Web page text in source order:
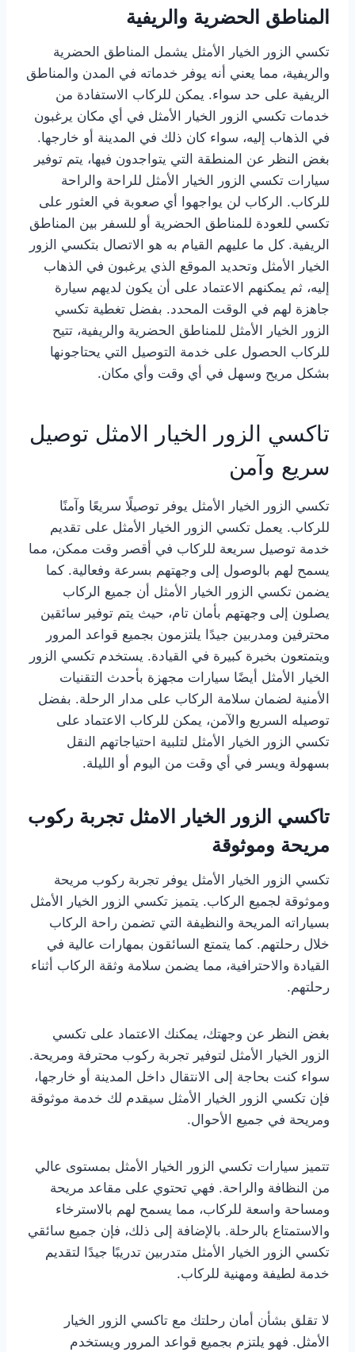
المناطق الحضرية والريفية
تكسي الزور الخيار الأمثل يشمل المناطق الحضرية
والريفية، مما يعني أنه يوفر خدماته في المدن والمناطق
الريفية على حد سواء. يمكن للركاب الاستفادة من
خدمات تكسي الزور الخيار الأمثل في أي مكان يرغبون
في الذهاب إليه، سواء كان ذلك في المدينة أو خارجها.
بغض النظر عن المنطقة التي يتواجدون فيها، يتم توفير
سيارات تكسي الزور الخيار الأمثل للراحة والراحة
للركاب. الركاب لن يواجهوا أي صعوبة في العثور على
تكسي للعودة للمناطق الحضرية أو للسفر بين المناطق
الريفية. كل ما عليهم القيام به هو الاتصال بتكسي الزور
الخيار الأمثل وتحديد الموقع الذي يرغبون في الذهاب
إليه، ثم يمكنهم الاعتماد على أن يكون لديهم سيارة
جاهزة لهم في الوقت المحدد. بفضل تغطية تكسي
الزور الخيار الأمثل للمناطق الحضرية والريفية، تتيح
للركاب الحصول على خدمة التوصيل التي يحتاجونها
بشكل مريح وسهل في أي وقت وأي مكان.
تاكسي الزور الخيار الامثل توصيل
سريع وآمن
تكسي الزور الخيار الأمثل يوفر توصيلًا سريعًا وآمنًا
للركاب. يعمل تكسي الزور الخيار الأمثل على تقديم
خدمة توصيل سريعة للركاب في أقصر وقت ممكن، مما
يسمح لهم بالوصول إلى وجهتهم بسرعة وفعالية. كما
يضمن تكسي الزور الخيار الأمثل أن جميع الركاب
يصلون إلى وجهتهم بأمان تام، حيث يتم توفير سائقين
محترفين ومدربين جيدًا يلتزمون بجميع قواعد المرور
ويتمتعون بخبرة كبيرة في القيادة. يستخدم تكسي الزور
الخيار الأمثل أيضًا سيارات مجهزة بأحدث التقنيات
الأمنية لضمان سلامة الركاب على مدار الرحلة. بفضل
توصيله السريع والآمن، يمكن للركاب الاعتماد على
تكسي الزور الخيار الأمثل لتلبية احتياجاتهم النقل
بسهولة ويسر في أي وقت من اليوم أو الليلة.
تاكسي الزور الخيار الامثل تجربة ركوب
مريحة وموثوقة
تكسي الزور الخيار الأمثل يوفر تجربة ركوب مريحة
وموثوقة لجميع الركاب. يتميز تكسي الزور الخيار الأمثل
بسياراته المريحة والنظيفة التي تضمن راحة الركاب
خلال رحلتهم. كما يتمتع السائقون بمهارات عالية في
القيادة والاحترافية، مما يضمن سلامة وثقة الركاب أثناء
رحلتهم.
بغض النظر عن وجهتك، يمكنك الاعتماد على تكسي
الزور الخيار الأمثل لتوفير تجربة ركوب محترفة ومريحة.
سواء كنت بحاجة إلى الانتقال داخل المدينة أو خارجها،
فإن تكسي الزور الخيار الأمثل سيقدم لك خدمة موثوقة
ومريحة في جميع الأحوال.
تتميز سيارات تكسي الزور الخيار الأمثل بمستوى عالي
من النظافة والراحة. فهي تحتوي على مقاعد مريحة
ومساحة واسعة للركاب، مما يسمح لهم بالاسترخاء
والاستمتاع بالرحلة. بالإضافة إلى ذلك، فإن جميع سائقي
تكسي الزور الخيار الأمثل متدربين تدريبًا جيدًا لتقديم
خدمة لطيفة ومهنية للركاب.
لا تقلق بشأن أمان رحلتك مع تاكسي الزور الخيار
الأمثل. فهو يلتزم بجميع قواعد المرور ويستخدم